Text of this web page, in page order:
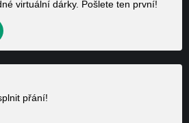
virtuální dárky. Pošlete ten první!
přání!